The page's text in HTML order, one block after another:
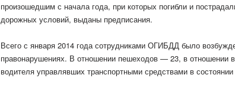
произошедшим с начала года, при которых погибли и
дорожных условий, выданы предписания.
Всего с января 2014 года сотрудниками ОГИБДД было
правонарушениях. В отношении пешеходов — 23, в отношении
водителя управлявших транспортными средствами в состоянии